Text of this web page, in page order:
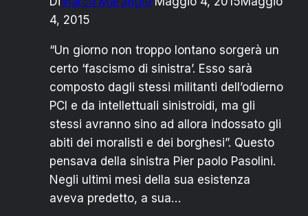
4, 2015
“Un giorno non troppo lontano sorgerà un
certo ‘fascismo di sinistra’. Esso sarà
composto dagli stessi militanti dell’odierno
PCI e da intellettuali sinistroidi, ma gli
stessi avranno sino ad allora indossato gli
abiti dei moralisti e dei borghesi”. Questo
pensava della sinistra Pier paolo Pasolini.
Negli ultimi mesi della sua esistenza
aveva predetto, a sua…